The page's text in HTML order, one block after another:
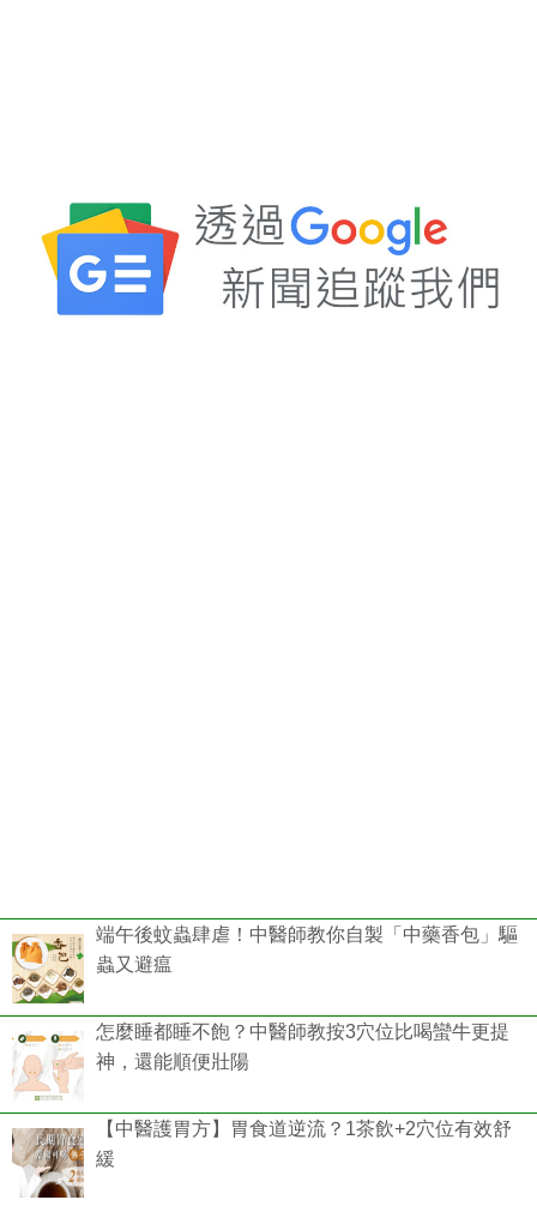
端午後蚊蟲肆虐！中醫師教你自製「中藥香包」驅
蟲又避瘟
怎麼睡都睡不飽？中醫師教按3穴位比喝蠻牛更提
神，還能順便壯陽
【中醫護胃方】胃食道逆流？1茶飲+2穴位有效舒
緩